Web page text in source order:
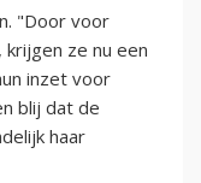
"Door voor
ze nu een
inzet voor
blij dat de
haar